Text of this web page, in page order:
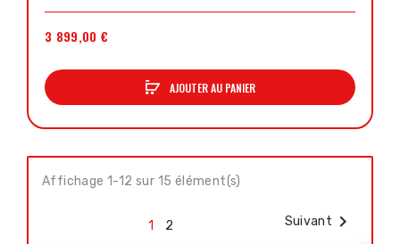
3 899,00 €
AJOUTER AU PANIER
Affichage 1-12 sur 15 élément(s)
1 2 Suivant 